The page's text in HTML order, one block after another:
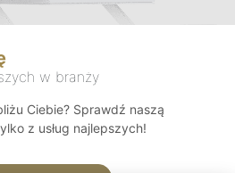
w branży
Ciebie? Sprawdź naszą
z usług najlepszych!